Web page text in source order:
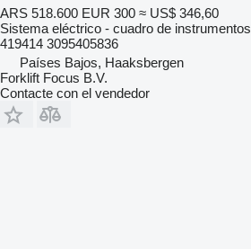
ARS 518.600 EUR 300 ≈ US$ 346,60
Sistema eléctrico - cuadro de instrumentos
419414 3095405836
Países Bajos, Haaksbergen
Forklift Focus B.V.
Contacte con el vendedor